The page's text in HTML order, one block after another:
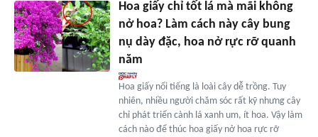
Hoa giấy chỉ tốt lá mà mãi không
nở hoa? Làm cách này cây bung
nụ dày đặc, hoa nở rực rỡ quanh
năm
Hoa giấy nổi tiếng là loài cây dễ trồng. Tuy
nhiên, nhiều người chăm sóc rất kỹ nhưng cây
chỉ phát triển cành lá xanh um, ít hoa. Vậy làm
cách nào để thúc hoa giấy nở hoa rực rỡ